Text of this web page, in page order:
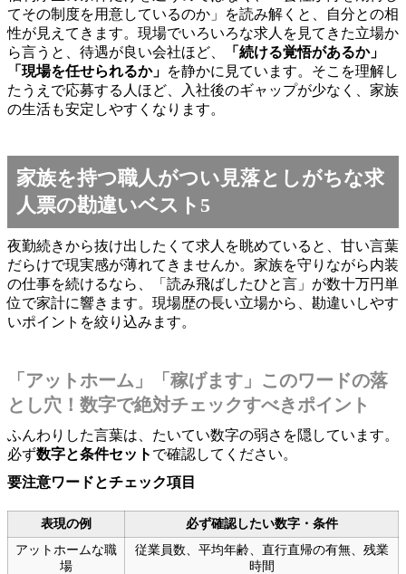
てその制度を用意しているのか」を読み解くと、自分との相
性が見えてきます。現場でいろいろな求人を見てきた立場か
ら言うと、待遇が良い会社ほど、
「続ける覚悟があるか」
「現場を任せられるか」 を静かに見ています。そこを理解し
たうえで応募する人ほど、入社後のギャップが少なく、家族
の生活も安定しやすくなります。
家族を持つ職人がつい見落としがちな求
人票の勘違いベスト5
夜勤続きから抜け出したくて求人を眺めていると、甘い言葉
だらけで現実感が薄れてきませんか。家族を守りながら内装
の仕事を続けるなら、「読み飛ばしたひと言」が数十万円単
位で家計に響きます。現場歴の長い立場から、勘違いしやす
いポイントを絞り込みます。
「アットホーム」「稼げます」このワードの落
とし穴！数字で絶対チェックすべきポイント
ふんわりした言葉は、たいてい数字の弱さを隠しています。
必ず数字と条件セット で確認してください。
要注意ワードとチェック項目
表現の例
必ず確認したい数字・条件
アットホームな職
場
従業員数、平均年齢、直行直帰の有無、残業
時間